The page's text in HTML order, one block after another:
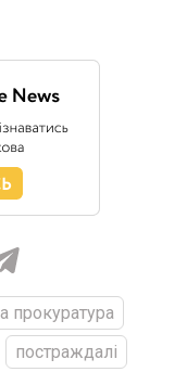
прокуратура
постраждалі